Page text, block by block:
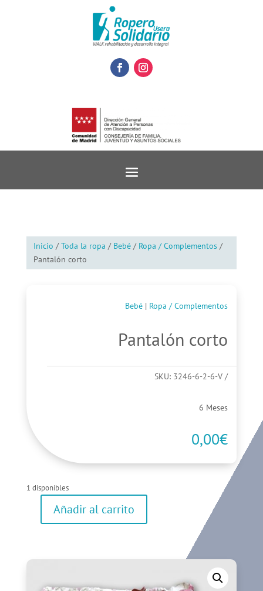
Inicio /Toda la ropa / Bebé/ Ropa / Complementos/
Pantalón corto
Bebé | Ropa / Complementos
Pantalón corto
SKU: 3246-6-2-6-V
6 Meses
0,00€
1 disponibles
PantalónAñadir al carrito